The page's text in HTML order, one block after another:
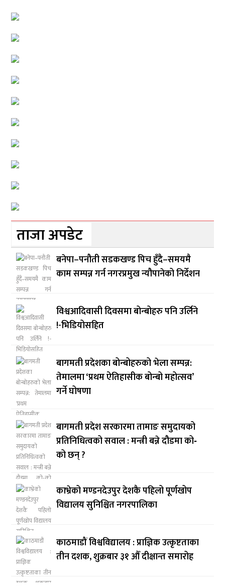
ताजा अपडेट
बनेपा–पनौती सडकखण्ड पिच हुँदै–समयमै
काम सम्पन्न गर्न नगरप्रमुख न्यौपानेको निर्देशन
विश्वआदिवासी दिवसमा बोन्बोहरु पनि उर्लिने
!-भिडियोसहित
बागमती प्रदेशका बोन्बोहरुको भेला सम्पन्न:
तेमालमा ‘प्रथम ऐतिहासीक बोन्बो महोत्सव’
गर्ने घोषणा
बागमती प्रदेश सरकारमा तामाङ समुदायको
प्रतिनिधित्वको सवाल : मन्त्री बन्ने दौडमा को‐
को छन् ?
काभ्रेको मण्डनदेउपुर देशकै पहिलो पूर्णखोप
विद्यालय सुनिश्चित नगरपालिका
काठमाडौं विश्वविद्यालय : प्राज्ञिक उत्कृष्टताका
तीन दशक, शुक्रबार ३१ औँ दीक्षान्त समारोह